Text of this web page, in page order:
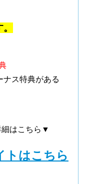
ナス特典がある
はこちら▼
はこちら